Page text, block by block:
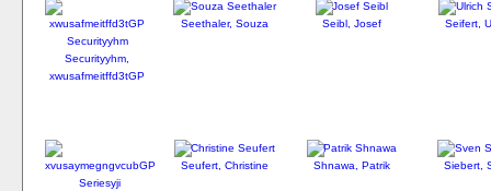
Securityyhm,
xwusafmeitffd3tGP
Seethaler, Souza Seibl, Josef Seifert,
Seufert, Christine Shnawa, Patrik Siebert,